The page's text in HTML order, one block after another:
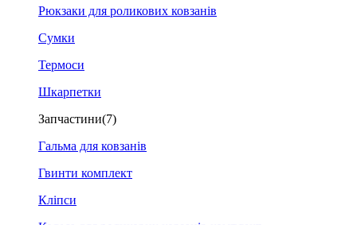
Рюкзаки для роликових ковзанів
Сумки
Термоси
Шкарпетки
Запчастини(7)
Гальма для ковзанів
Гвинти комплект
Кліпси